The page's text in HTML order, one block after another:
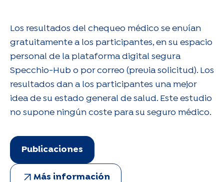
Los resultados del chequeo médico se envían
gratuitamente a los participantes, en su espacio
personal de la plataforma digital segura
Specchio-Hub o por correo (previa solicitud). Los
resultados dan a los participantes una mejor
idea de su estado general de salud. Este estudio
no supone ningún coste para su seguro médico.
Publicaciones
Más información